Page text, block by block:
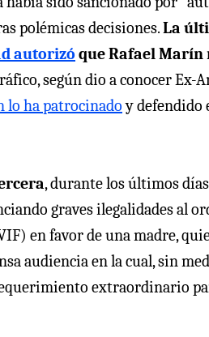
polémicas decisiones.La
autorizó que Rafael
según dio a conocer Ex-
lo ha patrocinadoy defendido
, durante los últimos
graves ilegalidades al
en favor de una madre,
audiencia en la cual, sin
extraordinario